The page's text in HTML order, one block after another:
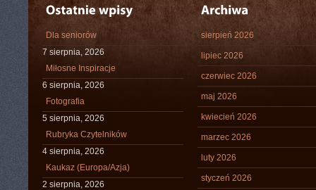
Dla seniorów
7 sierpnia, 2026
Miłosne Inspiracje
6 sierpnia, 2026
Fotografia
5 sierpnia, 2026
Rubryka Czytelników
4 sierpnia, 2026
Kaukaz (Europa/Azja)
2 sierpnia, 2026
sierpień 2026
lipiec 2026
czerwiec 2026
maj 2026
kwiecień 2026
marzec 2026
luty 2026
styczeń 2026